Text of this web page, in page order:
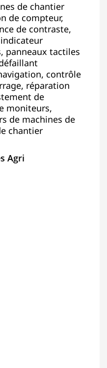
de chantier
de compteur,
de contraste,
panneaux tactiles
contrôle
réparation
de
moniteurs,
de machines de
chantier
Agri